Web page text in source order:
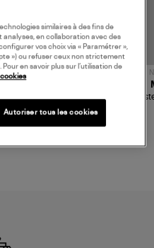
NOUVELLE COLLECTION
189,00 €
Mousse
similaires à des fins de
en collaboration avec des
vos choix via « Paramétrer »,
») ou refuser ceux non strictement
en savoir plus sur l’utilisation de
Autoriser tous les cookies